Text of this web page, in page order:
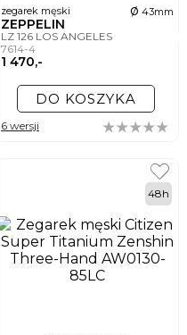
zegarek męski ø 43mm
ZEPPELIN
LZ 126 LOS ANGELES
7614-4
1 470,-
DO KOSZYKA
6 wersji
48h